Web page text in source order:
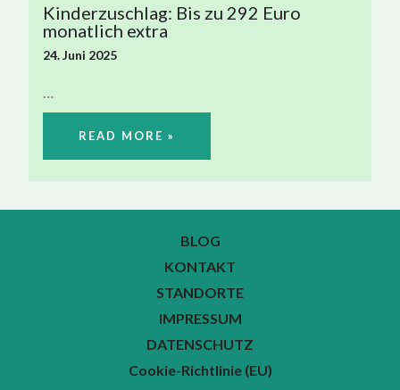
Kinderzuschlag: Bis zu 292 Euro
monatlich extra
24. Juni 2025
READ MORE »
BLOG
KONTAKT
STANDORTE
IMPRESSUM
DATENSCHUTZ
Cookie-Richtlinie (EU)